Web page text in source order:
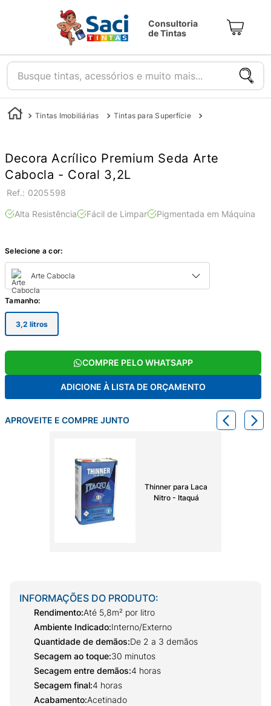
Consultoria
de Tintas
Busque tintas, acessórios e muito mais...
Tintas Imobiliárias Tintas para Superfície
Decora Acrílico Premium Seda Arte
Cabocla - Coral 3,2L
: 0205598
Alta Resistência Fácil de Limpar Pigmentada em Máquina
Selecione a cor:
Arte Cabocla
Tamanho:
3,2 litros
COMPRE PELO WHATSAPP
ADICIONE À LISTA DE ORÇAMENTO
APROVEITE E COMPRE JUNTO
Thinner para Laca
Nitro - Itaquá
INFORMAÇÕES DO PRODUTO:
Rendimento:Até 5,8m² por litro
Ambiente Indicado:Interno/Externo
Quantidade de demãos:De 2 a 3 demãos
Secagem ao toque:30 minutos
Secagem entre demãos:4 horas
Secagem final:4 horas
Acabamento:Acetinado